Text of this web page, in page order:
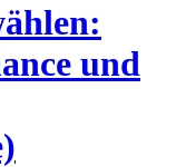
und